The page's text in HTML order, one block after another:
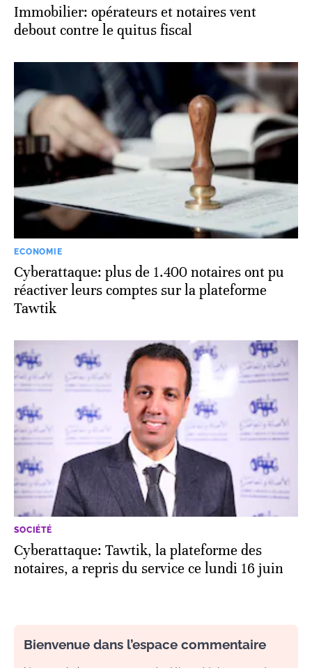
Immobilier: opérateurs et notaires vent
debout contre le quitus fiscal
ECONOMIE
Cyberattaque: plus de 1.400 notaires ont pu
réactiver leurs comptes sur la plateforme
Tawtik
SOCIÉTÉ
Cyberattaque: Tawtik, la plateforme des
notaires, a repris du service ce lundi 16 juin
Bienvenue dans l’espace commentaire